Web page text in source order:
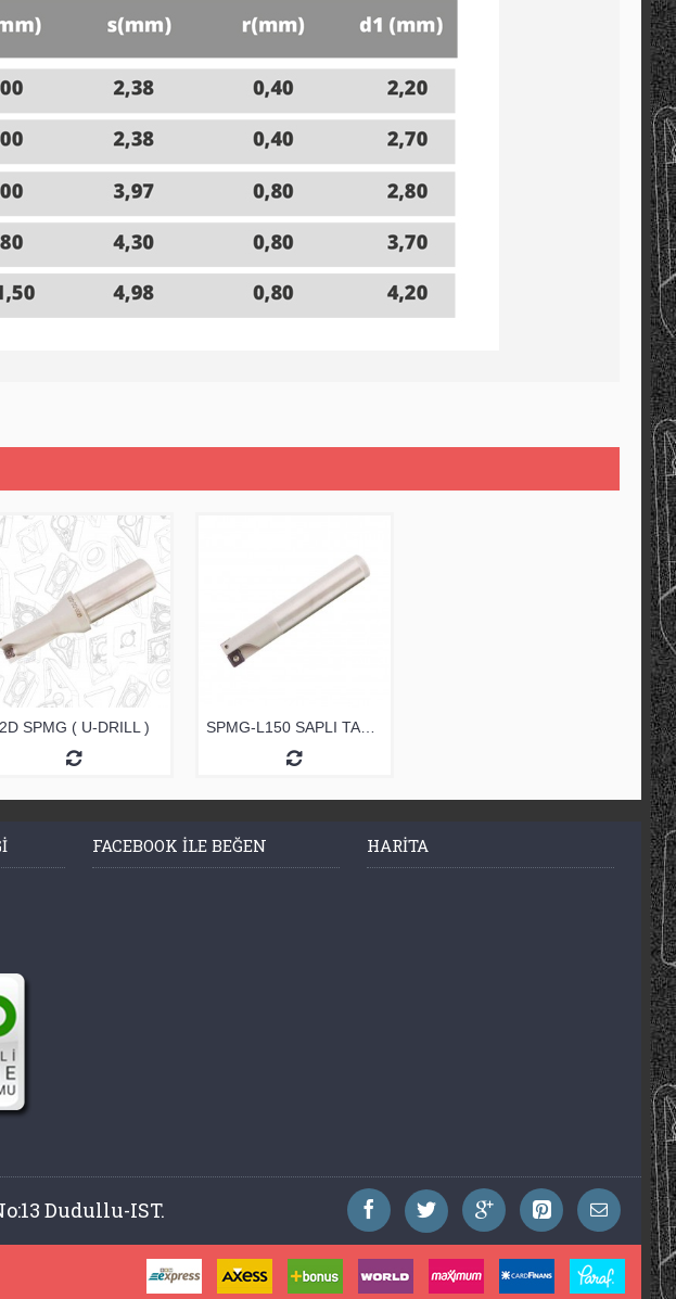
2D SPMG ( U-DRILL )
FACEBOOK ILE BEĞEN HARITA
Dudullu-IST.